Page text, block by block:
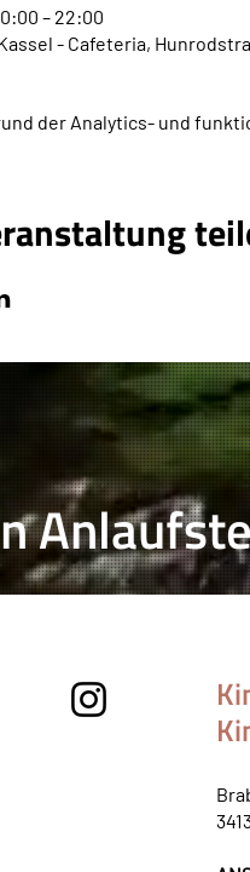
– 22:00
- Cafeteria,
der Analytics- und